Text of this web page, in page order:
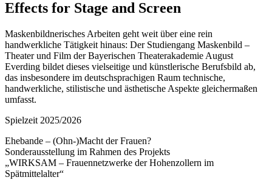
Effects for Stage and Screen
Maskenbildnerisches Arbeiten geht weit über eine rein
handwerkliche Tätigkeit hinaus: Der Studiengang Maskenbild –
Theater und Film der Bayerischen Theaterakademie August
Everding bildet dieses vielseitige und künstlerische Berufsbild ab,
das insbesondere im deutschsprachigen Raum technische,
handwerkliche, stilistische und ästhetische Aspekte gleichermaßen
umfasst.
Spielzeit 2025/2026
Ehebande – (Ohn-)Macht der Frauen?
Sonderausstellung im Rahmen des Projekts
„WIRKSAM – Frauennetzwerke der Hohenzollern im
Spätmittelalter“